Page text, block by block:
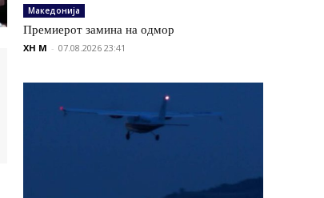
Македонија
Премиерот замина на одмор
XH M - 07.08.2026 23:41